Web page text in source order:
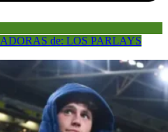
de: LOS PARLAYS